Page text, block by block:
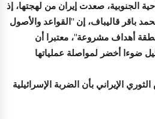
الجنوبية، صعدت إيران من لهجتها، إذ
باقر قاليباف، إن "القواعد والأصول
أهداف مشروعة"، معتبرا أن
ضوءا أخضر لمواصلة عملياتها
الإيراني بأن الضربة الإسرائيلية